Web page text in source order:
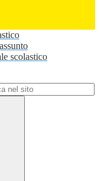
scolastico